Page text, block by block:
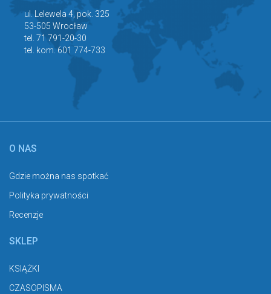
ul. Lelewela 4, pok. 325
53-505 Wrocław
tel. 71 791-20-30
tel. kom. 601 774-733
O NAS
Gdzie można nas spotkać
Polityka prywatności
Recenzje
SKLEP
KSIĄŻKI
CZASOPISMA